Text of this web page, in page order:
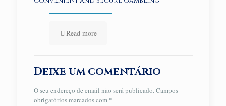
Read more
Deixe um comentário
O seu endereço de email não será publicado.Campos
obrigatórios marcados com *